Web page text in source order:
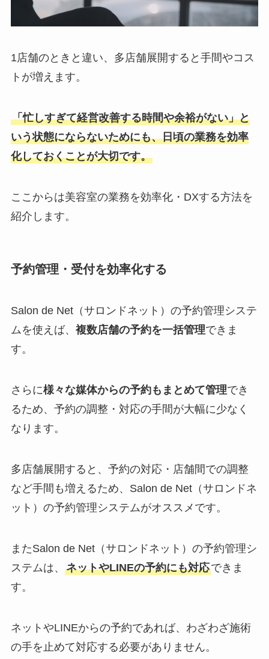
1店舗のときと違い、多店舗展開すると手間やコス
トが増えます。
「忙しすぎて経営改善する時間や余裕がない」と
いう状態にならないためにも、日頃の業務を効率
化しておくことが大切です。
ここからは美容室の業務を効率化・DXする方法を
紹介します。
予約管理・受付を効率化する
Salon de Net（サロンドネット）の予約管理システ
ムを使えば、 複数店舗の予約を一括管理できま
す。
さらに様々な媒体からの予約もまとめて管理でき
るため、予約の調整・対応の手間が大幅に少なく
なります。
多店舗展開すると、予約の対応・店舗間での調整
など手間も増えるため、Salon de Net（サロンドネ
ット）の予約管理システムがオススメです。
またSalon de Net（サロンドネット）の予約管理シ
ステムは、 ネットやLINEの予約にも対応できま
す。
ネットやLINEからの予約であれば、わざわざ施術
の手を止めて対応する必要がありません。